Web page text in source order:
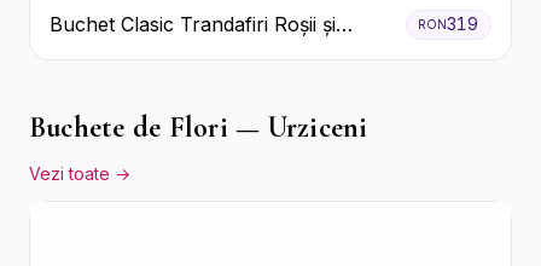
Buchet Clasic Trandafiri Roșii și
Eucalipt
RON319
Buchete de Flori — Urziceni
Vezi toate →